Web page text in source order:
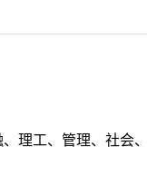
理工、管理、社会